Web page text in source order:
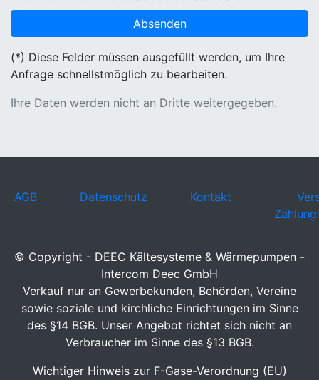
(*) Diese Felder müssen ausgefüllt werden, um Ihre
Anfrage schnellstmöglich zu bearbeiten.
Ihre Daten werden nicht an Dritte weitergegeben.
AGB Datenschutz Kontakt
© Copyright - DEEC Kältesysteme & Wärmepumpen -
Intercom Deec GmbH
Verkauf nur an Gewerbekunden, Behörden, Vereine
sowie soziale und kirchliche Einrichtungen im Sinne
des §14 BGB. Unser Angebot richtet sich nicht an
Verbraucher im Sinne des §13 BGB.
Wichtiger Hinweis zur F-Gase-Verordnung (EU)